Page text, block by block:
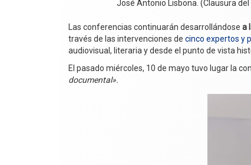
José Antonio Lisbona. (Clausura del
Las conferencias continuarán desarrollándose a
través de las intervenciones de cinco expertos y
audiovisual, literaria y desde el punto de vista
El pasado miércoles, 10 de mayo tuvo lugar la
documental».